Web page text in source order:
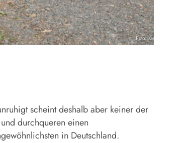
Foto: Kleinhenz
scheint deshalb aber keiner der
durchqueren einen
in Deutschland.